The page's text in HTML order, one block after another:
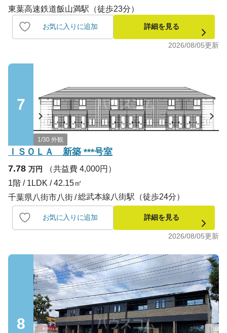
東葉高速鉄道飯山満駅（徒歩23分）
お気に入りに追加 詳細を見る
2026/08/05更新
7
1/30 外観
ＩＳＯＬＡ 新築 ***号室
7.78 万円
（共益費 4,000円）
1階 / 1LDK / 42.15㎡
千葉県八街市八街
総武本線八街駅（徒歩24分）
お気に入りに追加 詳細を見る
2026/08/05更新
8